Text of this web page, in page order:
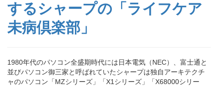
するシャープの「ライフケア
未病倶楽部」
1980年代のパソコン全盛期時代には日本電気（NEC）、富士通と
並びパソコン御三家と呼ばれていたシャープは独自アーキテクチ
ャのパソコン「MZシリーズ」「X1シリーズ」「X68000シリー